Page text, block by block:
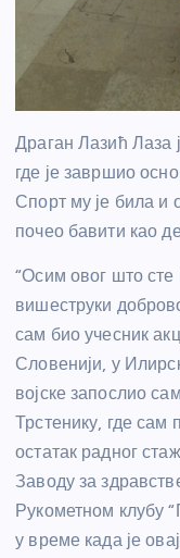
Драган Лазић Лаза
где је завршио
Спорт му је била и
почео бавити као
“Осим овог што сте
вишеструки
сам био учесник
Словенији, у
војске запослио
Трстенику, где сам
остатак радног
Заводу за
Рукометном клубу
у време када је